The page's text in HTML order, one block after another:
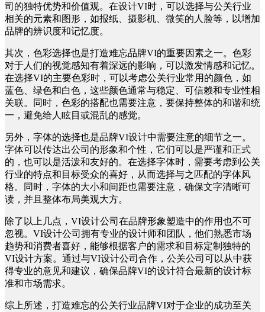
司的独特优势和价值观。在设计VI时，可以选择与公关行业
相关的元素和图形，如报纸、摄影机、微笑的人脸等，以增加
品牌的辨识度和记忆度。
其次，色彩选择也是打造难忘品牌VI的重要因素之一。色彩
对于人们的视觉感知有着深远的影响，可以激发情感和记忆。
在选择VI的主要色彩时，可以考虑公关行业常用的颜色，如
蓝色、绿色和白色，这些颜色通常与稳定、可信赖和专业性相
关联。同时，色彩的搭配也需要注意，要保持整体的和谐和统
一，避免给人眩目或混乱的感觉。
另外，字体的选择也是品牌VI设计中需要注意的细节之一。
字体可以传达出公司的形象和个性，它们可以是严谨和正式
的，也可以是活泼和友好的。在选择字体时，需要考虑到公关
行业的特点和目标受众的喜好，从而选择与之匹配的字体风
格。同时，字体的大小和间距也需要注意，确保文字清晰可
读，并且整体布局美观大方。
除了以上几点，VI设计公司在品牌形象塑造中的作用也不可
忽视。VI设计公司拥有专业的设计师和团队，他们熟悉市场
趋势和消费者喜好，能够根据客户的需求和目标定制独特的
VI设计方案。通过与VI设计公司合作，公关公司可以从中获
得专业的意见和建议，确保品牌VI的设计符合最新的设计标
准和市场需求。
综上所述，打造难忘的公关行业品牌VI对于企业的成功至关